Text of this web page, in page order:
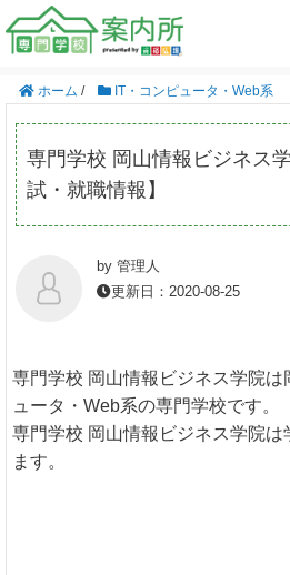
ホーム / IT・コンピュータ・Web系
専門学校 岡山情報ビジネス
試・就職情報】
by 管理人
更新日：2020-08-25
専門学校 岡山情報ビジネス学院
ュータ・Web系の専門学校です。
専門学校 岡山情報ビジネス学院
ます。